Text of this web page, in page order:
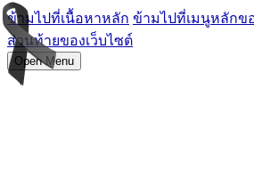
ข้ามไปที่เนื้อหาหลัก ข้ามไปที่เมนูหลักข
ส่วนท้ายของเว็บไซต์
Open Menu